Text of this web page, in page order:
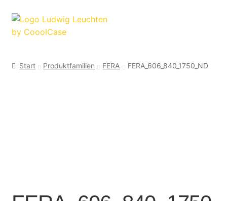
Zur
Navigation
Zum
Inhalt
Start Produktfamilien FERA FERA_606_840_1750_ND